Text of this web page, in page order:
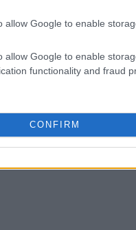
allow Google to enable
allow Google to enable
functionality and fraud
CONFIRM
ambientale.
spinto le
degli investitori.